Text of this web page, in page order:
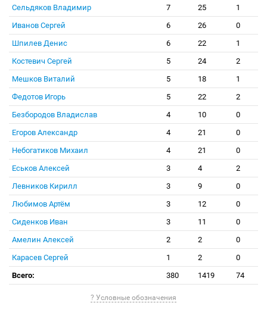
Сельдяков Владимир
7 25
1
Иванов Сергей
6 26
0
Шпилев Денис
6 22
1
Костевич Сергей
5 24
2
Мешков Виталий
5 18
1
Федотов Игорь
5 22
2
Безбородов Владислав
4 10
0
Егоров Александр
4 21
0
Небогатиков Михаил
4 21
0
Еськов Алексей
3 4
2
Левников Кирилл
3 9
0
Любимов Артём
3 12
0
Сиденков Иван
3 11
0
Амелин Алексей
2 2
0
Карасев Сергей
1 2
0
Всего:
380 1419 74
? Условные обозначения